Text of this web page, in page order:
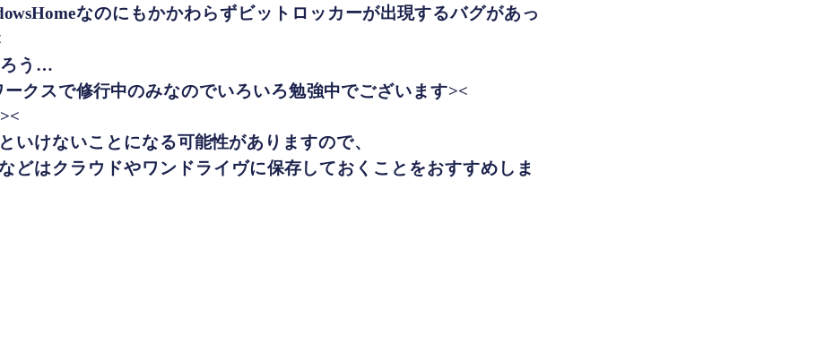
なのにもかかわらずビットロッカーが出現するバグがあっ
ろう…
クスで修行中のみなのでいろいろ勉強中でございます><
いけないことになる可能性がありますので、
どはクラウドやワンドライヴに保存しておくことをおすすめしま